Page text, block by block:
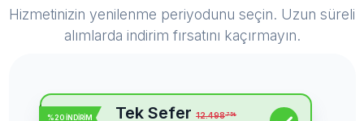
Hizmetinizin yenilenme periyodunu seçin. Uzun süreli
alımlarda indirim fırsatını kaçırmayın.
%20 İNDİRİM Tek Sefer 12.498.75₺